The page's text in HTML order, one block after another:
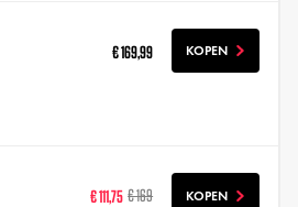
€ 169,99 KOPEN
€ 111,75 € 169 KOPEN